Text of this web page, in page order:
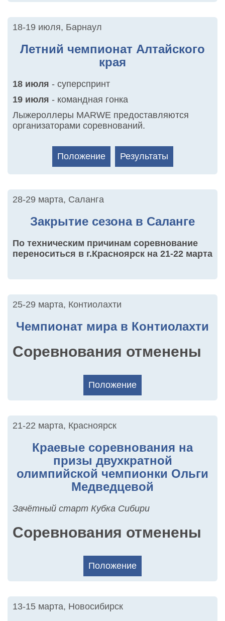
18-19 июля, Барнаул
Летний чемпионат Алтайского
края
18 июля - суперспринт
19 июля - командная гонка
Лыжероллеры MARWE предоставляются
организаторами соревнований.
Положение Результаты
28-29 марта, Саланга
Закрытие сезона в Саланге
По техническим причинам соревнование
переноситься в г.Красноярск на 21-22 марта
25-29 марта, Контиолахти
Чемпионат мира в Контиолахти
Соревнования отменены
Положение
21-22 марта, Красноярск
Краевые соревнования на
призы двухкратной
олимпийской чемпионки Ольги
Медведцевой
Зачётный старт Кубка Сибири
Соревнования отменены
Положение
13-15 марта, Новосибирск